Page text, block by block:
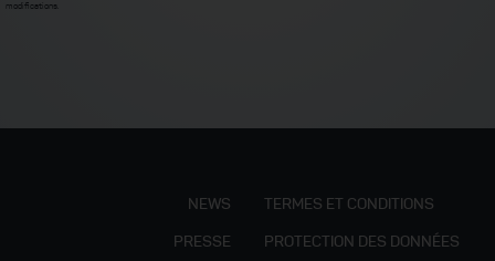
modifications.
NEWS
PRESSE
TERMES ET CONDITIONS
PROTECTION DES DONNÉES